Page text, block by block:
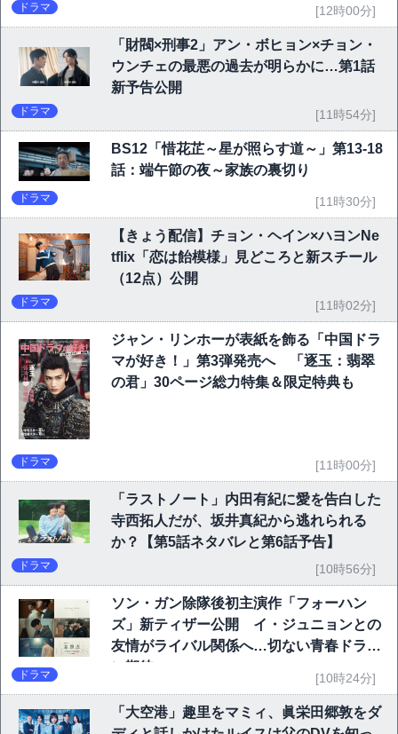
ドラマ [12時00分]
「財閥×刑事2」アン・ボヒョン×チョン・
ウンチェの最悪の過去が明らかに…第1話
新予告公開
ドラマ [11時54分]
BS12「惜花芷～星が照らす道～」第13-18
話：端午節の夜～家族の裏切り
ドラマ [11時30分]
【きょう配信】チョン・ヘイン×ハヨンNe
tflix「恋は飴模様」見どころと新スチール
（12点）公開
ドラマ [11時02分]
ジャン・リンホーが表紙を飾る「中国ドラ
マが好き！」第3弾発売へ 「逐玉：翡翠
の君」30ページ総力特集＆限定特典も
ドラマ [11時00分]
「ラストノート」内田有紀に愛を告白した
寺西拓人だが、坂井真紀から逃れられる
か？【第5話ネタバレと第6話予告】
ドラマ [10時56分]
ソン・ガン除隊後初主演作「フォーハン
ズ」新ティザー公開 イ・ジュニョンとの
友情がライバル関係へ…切ない青春ドラマ
に期待
ドラマ [10時24分]
「大空港」趣里をマミィ、眞栄田郷敦をダ